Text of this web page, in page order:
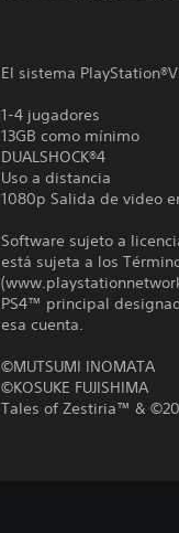
El sistema
1-4 jugadores
13GB como mínimo
DUALSHOCK®4
Uso a distancia
1080p Salida de video
Software sujeto a
está sujeta a los
PS4™ principal
esa cuenta.
©MUTSUMI INOMATA
©KOSUKE FUJISHIMA
Tales of Zestiria™ &